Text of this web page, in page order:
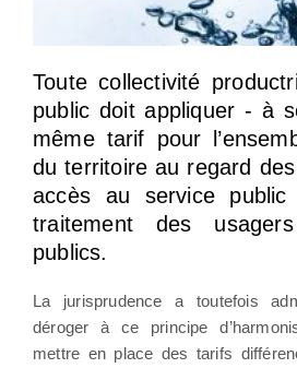
Toute collectivité
public doit appliquer - à
même tarif pour
du territoire au regard des
accès au service public
traitement des
publics.
La jurisprudence a toutefois
déroger à ce principe
mettre en place des tarifs